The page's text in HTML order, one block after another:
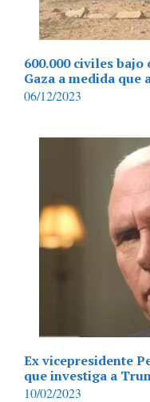
600.000 civiles bajo
Gaza a medida
06/12/2023
Ex vicepresidente
que investiga a
10/02/2023